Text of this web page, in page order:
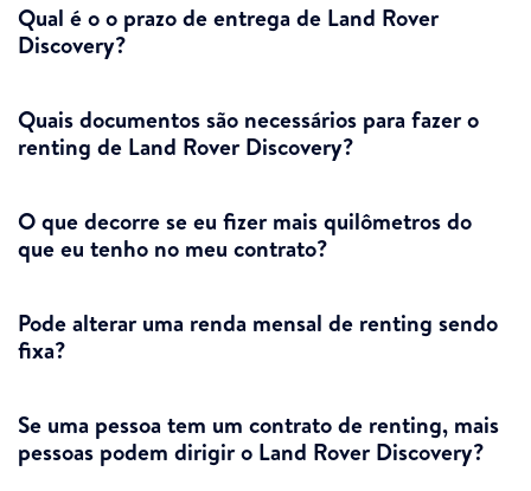
Qual é o o prazo de entrega de Land Rover
Discovery?
Quais documentos são necessários para fazer o
renting de Land Rover Discovery?
O que decorre se eu fizer mais quilômetros do
que eu tenho no meu contrato?
Pode alterar uma renda mensal de renting sendo
fixa?
Se uma pessoa tem um contrato de renting, mais
pessoas podem dirigir o Land Rover Discovery?